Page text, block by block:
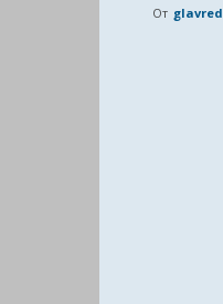
От glavred